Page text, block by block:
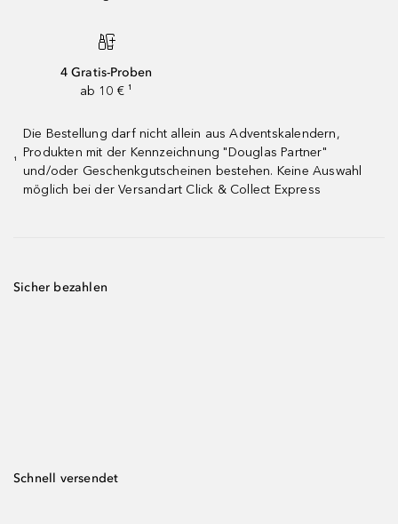
4 Gratis-Proben
ab 10 € ¹
¹
Die Bestellung darf nicht allein aus Adventskalendern,
Produkten mit der Kennzeichnung "Douglas Partner"
und/oder Geschenkgutscheinen bestehen. Keine Auswahl
möglich bei der Versandart Click & Collect Express
Sicher bezahlen
Schnell versendet